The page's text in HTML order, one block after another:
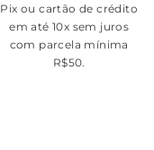
Pix ou cartão de crédito
em até 10x sem juros
com parcela mínima
R$50.